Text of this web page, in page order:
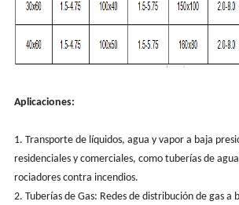
Aplicaciones:
1. Transporte de líquidos, agua y vapor a baja
residenciales y comerciales, como tuberías de
rociadores contra incendios.
2. Tuberías de Gas: Redes de distribución de gas a